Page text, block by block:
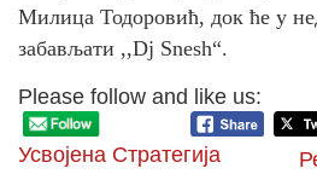
Милица Тодоровић, док ће у
забављати ,,Dj Snesh“.
Please follow and like us:
Усвојена Стратегија